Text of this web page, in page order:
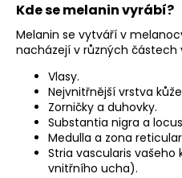
Kde se melanin vyrábí?
Melanin se vytváří v
nacházejí v různých částech
Vlasy.
Nejvnitřnější vrstva
Zorničky a duhovky.
Substantia nigra a
Medulla a zona
Stria vascularis
vnitřního ucha).
e
m
e